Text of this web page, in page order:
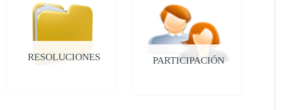
RESOLUCIONES PARTICIPACIÓN